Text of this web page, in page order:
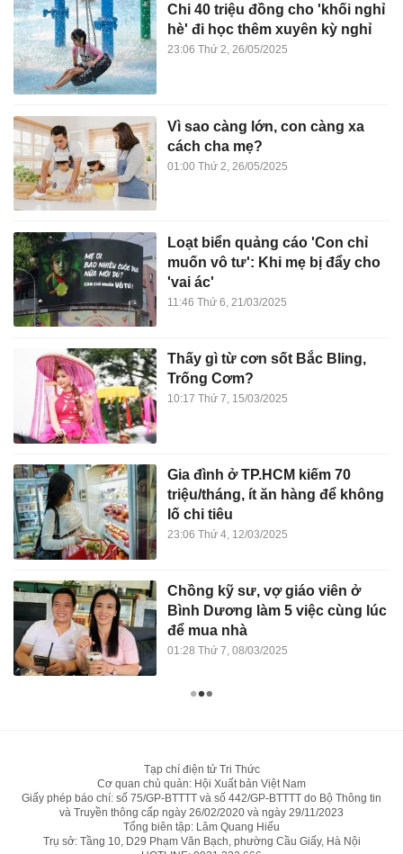
Chi 40 triệu đồng cho 'khối nghỉ
hè' đi học thêm xuyên kỳ nghỉ
23:06 Thứ 2, 26/05/2025
Vì sao càng lớn, con càng xa
cách cha mẹ?
01:00 Thứ 2, 26/05/2025
Loạt biển quảng cáo 'Con chỉ
muốn vô tư': Khi mẹ bị đẩy cho
'vai ác'
11:46 Thứ 6, 21/03/2025
Thấy gì từ cơn sốt Bắc Bling,
Trống Cơm?
10:17 Thứ 7, 15/03/2025
Gia đình ở TP.HCM kiếm 70
triệu/tháng, ít ăn hàng để không
lố chi tiêu
23:06 Thứ 4, 12/03/2025
Chồng kỹ sư, vợ giáo viên ở
Bình Dương làm 5 việc cùng lúc
để mua nhà
01:28 Thứ 7, 08/03/2025
Tạp chí điện tử Tri Thức
Cơ quan chủ quản: Hội Xuất bản Việt Nam
Giấy phép báo chí: số 75/GP-BTTTT và số 442/GP-BTTTT do Bộ Thông tin
và Truyền thông cấp ngày 26/02/2020 và ngày 29/11/2023
Tổng biên tập: Lâm Quang Hiếu
Trụ sở: Tầng 10, D29 Phạm Văn Bạch, phường Cầu Giấy, Hà Nội